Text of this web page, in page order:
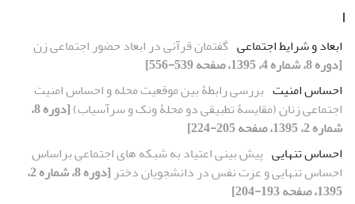
ا
ابعاد و شرایط اجتماعی گفتمان قرآنی در ابعاد حضور اجتماعی زن
[دوره 8، شماره 4، 1395، صفحه 539-556]
احساس امنیت بررسی رابطۀ بین موقعیت محله و احساس امنیت
اجتماعی زنان (مقایسۀ تطبیقی دو محلۀ ونک و سرآسیاب)
[دوره 8،
شماره 2، 1395، صفحه 205-224]
احساس تنهایی پیش بینی اعتیاد به شبکه های اجتماعی براساس
احساس تنهایی و عزت نفس در دانشجویان دختر
[دوره 8، شماره 2،
1395، صفحه 193-204]